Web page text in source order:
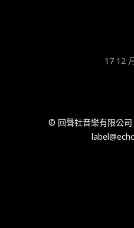
17 12
© 回聲社音樂有限公